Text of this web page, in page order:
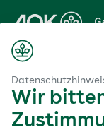
Wir
Hauptinhalt
springen